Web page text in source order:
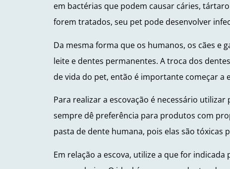
em bactérias que podem causar cáries,
forem tratados, seu pet pode desenvolver
Da mesma forma que os humanos, os cães e
leite e dentes permanentes. A troca dos
de vida do pet, então é importante começar a
Para realizar a escovação é necessário
sempre dê preferência para produtos com
pasta de dente humana, pois elas são tóxicas
Em relação a escova, utilize a que for